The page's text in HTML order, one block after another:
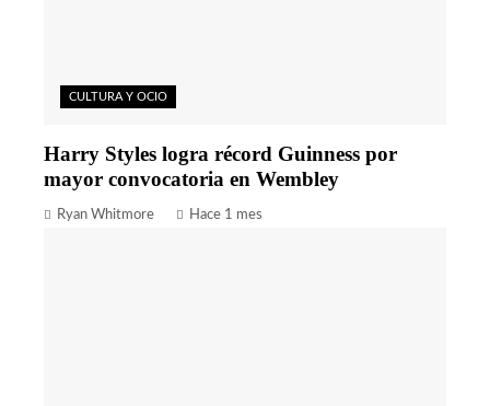
CULTURA Y OCIO
Harry Styles logra récord Guinness por
mayor convocatoria en Wembley
Ryan Whitmore Hace 1 mes